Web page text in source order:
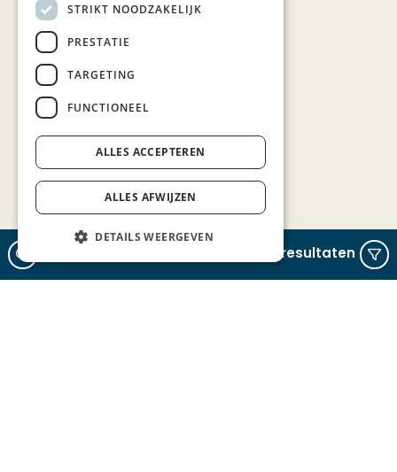
Verfijn resultaten
STRIKT NOODZAKELIJK
PRESTATIE
TARGETING
FUNCTIONEEL
ALLES ACCEPTEREN
ALLES AFWIJZEN
DETAILS WEERGEVEN